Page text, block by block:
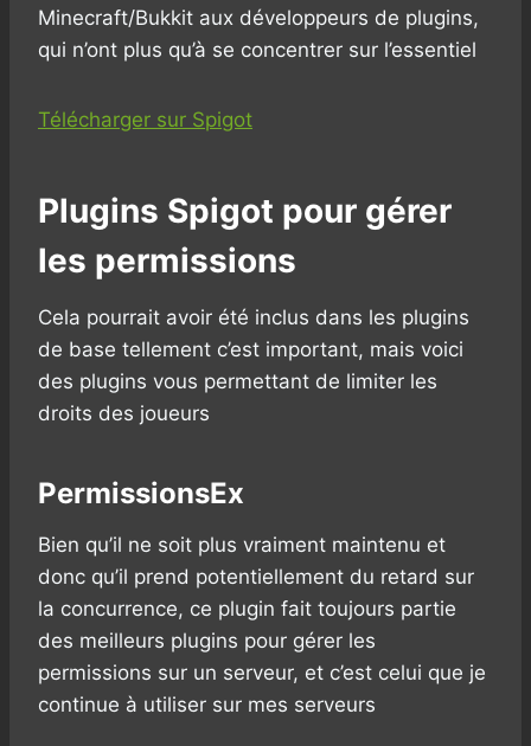
Minecraft/Bukkit aux développeurs de plugins,
qui n’ont plus qu’à se concentrer sur l’essentiel
Télécharger sur Spigot
Plugins Spigot pour gérer
les permissions
Cela pourrait avoir été inclus dans les plugins
de base tellement c’est important, mais voici
des plugins vous permettant de limiter les
droits des joueurs
PermissionsEx
Bien qu’il ne soit plus vraiment maintenu et
donc qu’il prend potentiellement du retard sur
la concurrence, ce plugin fait toujours partie
des meilleurs plugins pour gérer les
permissions sur un serveur, et c’est celui que je
continue à utiliser sur mes serveurs